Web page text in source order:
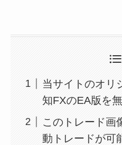
当サイトのオリ
知FXのEA版を
このトレード画
動トレードが可